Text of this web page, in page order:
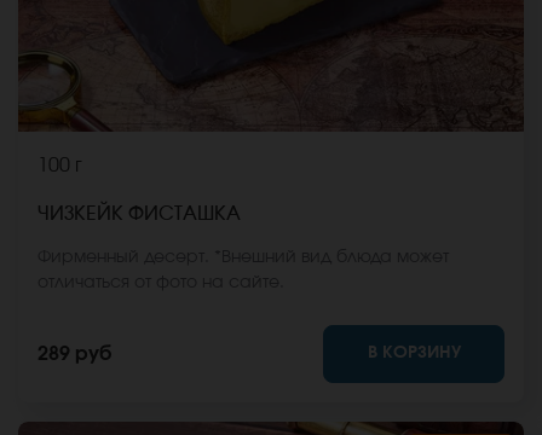
100 г
ЧИЗКЕЙК ФИСТАШКА
289 руб В КОРЗИНУ